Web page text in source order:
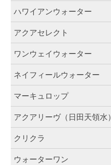
ハワイアンウォーター
アクアセレクト
ワンウェイウォーター
ネイフィールウォーター
マーキュロップ
アクアリーヴ（日田天領水）
クリクラ
ウォーターワン